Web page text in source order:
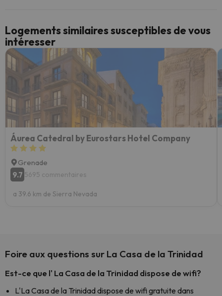
Logements similaires susceptibles de vous
intéresser
Áurea Catedral by Eurostars Hotel Company
Grenade
9.7 5695 commentaires
a 39.6 km de Sierra Nevada
Foire aux questions sur La Casa de la Trinidad
Est-ce que l' La Casa de la Trinidad dispose de wifi?
L'La Casa de la Trinidad dispose de wifi gratuite dans